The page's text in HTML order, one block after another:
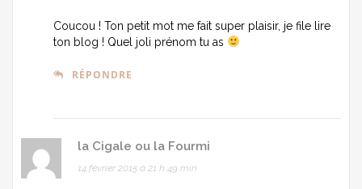
Coucou ! Ton petit mot me fait super plaisir, je file lire
ton blog ! Quel joli prénom tu as
RÉPONDRE
la Cigale ou la Fourmi
14 février 2015 à 21 h 49 min